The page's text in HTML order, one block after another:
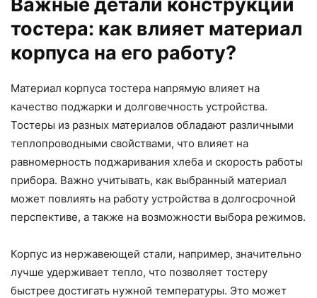
тостера: как влияет материал
корпуса на его работу?
Материал корпуса тостера напрямую влияет на
качество поджарки и долговечность устройства.
Тостеры из разных материалов обладают различными
теплопроводными свойствами, что влияет на
равномерность поджаривания хлеба и скорость работы
прибора. Важно учитывать, как выбранный материал
может повлиять на работу устройства в долгосрочной
перспективе, а также на возможности выбора режимов.
Корпус из нержавеющей стали, например, значительно
лучше удерживает тепло, что позволяет тостеру
быстрее достигать нужной температуры. Это может